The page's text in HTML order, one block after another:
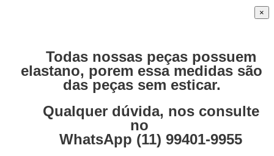
×
Todas nossas peças possuem
elastano, porem essa medidas são
das peças sem esticar.
Qualquer dúvida, nos consulte
no
WhatsApp (11) 99401-9955